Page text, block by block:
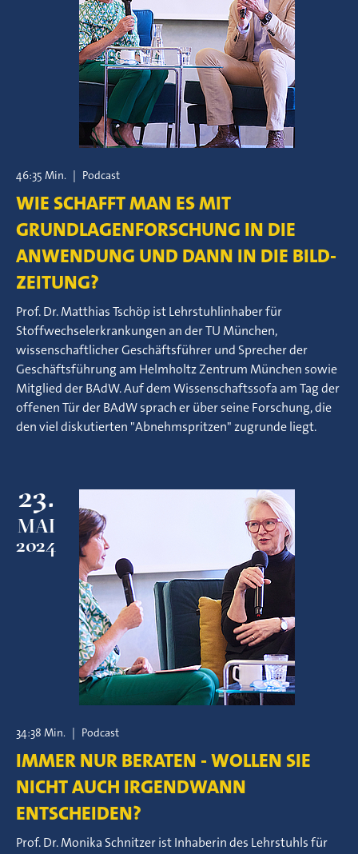
46:35 Min. | Podcast
WIE SCHAFFT MAN ES MIT
GRUNDLAGENFORSCHUNG IN DIE
ANWENDUNG UND DANN IN DIE BILD-
ZEITUNG?
Prof. Dr. Matthias Tschöp ist Lehrstuhlinhaber für
Stoffwechselerkrankungen an der TU München,
wissenschaftlicher Geschäftsführer und Sprecher der
Geschäftsführung am Helmholtz Zentrum München sowie
Mitglied der BAdW. Auf dem Wissenschaftssofa am Tag der
offenen Tür der BAdW sprach er über seine Forschung, die
den viel diskutierten "Abnehmspritzen" zugrunde liegt.
23.
MAI
2024
34:38 Min. | Podcast
IMMER NUR BERATEN - WOLLEN SIE
NICHT AUCH IRGENDWANN
ENTSCHEIDEN?
Prof. Dr. Monika Schnitzer ist Inhaberin des Lehrstuhls für